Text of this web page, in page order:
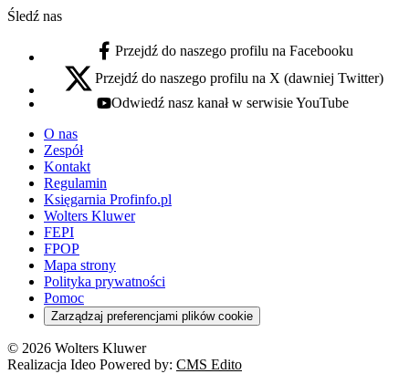
Śledź nas
facebook - otwiera się w nowej karcie
Przejdź do naszego profilu na Facebooku
x - otwiera się w nowej karcie
Przejdź do naszego profilu na X (dawniej Twitter)
youtube - otwiera się w nowej karcie
Odwiedź nasz kanał w serwisie YouTube
O nas
Zespół
Kontakt
Regulamin
Księgarnia Profinfo.pl
Wolters Kluwer
FEPI
FPOP
Mapa strony
Polityka prywatności
Pomoc
Zarządzaj preferencjami plików cookie
© 2026 Wolters Kluwer
Realizacja Ideo Powered by: CMS Edito